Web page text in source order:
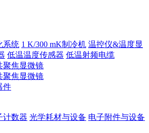
系统 1 K/300 mK制冷机 温控仪&温度显
低温温度传感器 低温射频电缆
聚焦显微镜
聚焦显微镜
件
计数器 光学耗材与设备 电子附件与设备